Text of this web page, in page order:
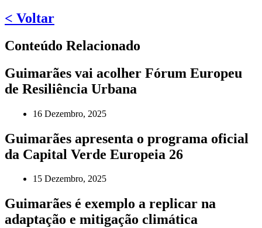
< Voltar
Conteúdo Relacionado
Guimarães vai acolher Fórum Europeu
de Resiliência Urbana
16 Dezembro, 2025
Guimarães apresenta o programa oficial
da Capital Verde Europeia 26
15 Dezembro, 2025
Guimarães é exemplo a replicar na
adaptação e mitigação climática